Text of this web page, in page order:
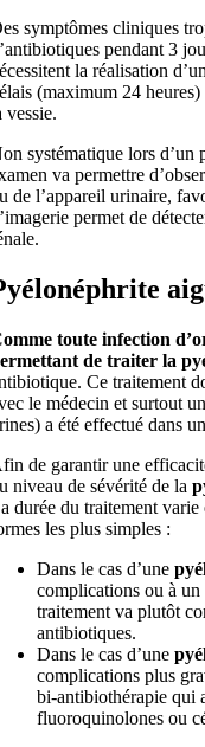
symptômes cliniques
pendant 3
la réalisation
(maximum 24
vessie.
systématique lors d’un
va permettre
de l’appareil urinaire,
permet de
toute infection
de traiter la
Ce traitement
le médecin et surtout
a été effectué dans
de garantir une
niveau de sévérité de la
durée du traitement
les plus simples :
Dans le cas d’une
complications ou à
traitement va plutôt
antibiotiques.
Dans le cas d’une
complications plus
bi-antibiothérapie qui
fluoroquinolones ou